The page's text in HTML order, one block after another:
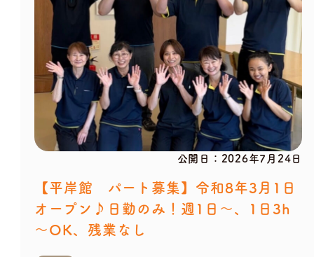
公開日： 2026年7月24日
【平岸館 パート募集】令和8年3月1日
オープン♪日勤のみ！週1日～、1日3h
～OK、残業なし